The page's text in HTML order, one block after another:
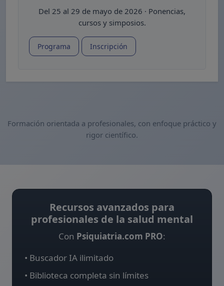
Del 25 al 29 de mayo de 2026 · Ponencias,
cursos y simposios.
Programa Inscripción
Formación orientada a profesionales, con enfoque práctico y
rigor científico.
Recursos avanzados para
profesionales de la salud mental
Con Psiquiatria.com PRO:
• Buscador IA ilimitado
• Biblioteca completa sin límites